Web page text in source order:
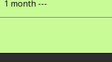
1 month ---